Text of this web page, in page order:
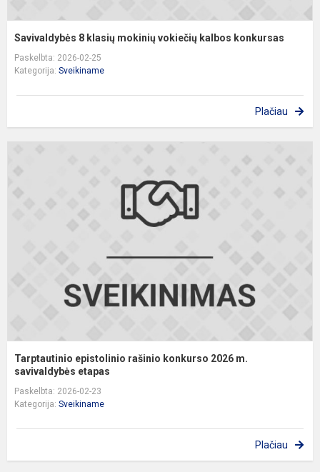
Savivaldybės 8 klasių mokinių vokiečių kalbos konkursas
Paskelbta: 2026-02-25
Kategorija: Sveikiname
Plačiau
Tarptautinio epistolinio rašinio konkurso 2026 m.
savivaldybės etapas
Paskelbta: 2026-02-23
Kategorija: Sveikiname
Plačiau